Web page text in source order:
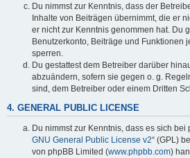
Du nimmst zur Kenntnis, dass der
Inhalte von Beiträgen übernimmt, die er
er nicht zur Kenntnis genommen hat. Du
Benutzerkonto, Beiträge und Funktionen
sperren.
Du gestattest dem Betreiber darüber
abzuändern, sofern sie gegen o. g.
sind, dem Betreiber oder einem Dritten
4. GENERAL PUBLIC LICENSE
Du nimmst zur Kenntnis, dass es sich bei
GNU General Public License v2“ (GPL)
von phpBB Limited (www.phpbb.com)